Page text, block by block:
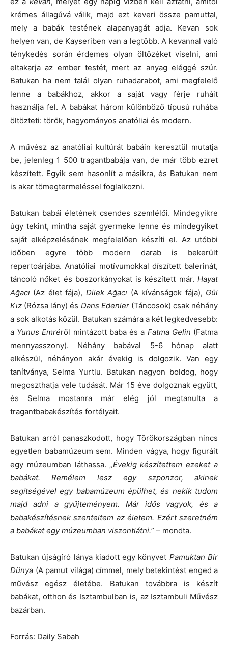
krémes állagúvá válik, majd ezt keveri össze pamuttal,
mely a babák testének alapanyagát adja. Kevan sok
helyen van, de Kayseriben van a legtöbb. A kevannal való
ténykedés során érdemes olyan öltözéket viselni, ami
eltakarja az ember testét, mert az anyag eléggé szúr.
Batukan ha nem talál olyan ruhadarabot, ami megfelelő
lenne a babákhoz, akkor a saját vagy férje ruháit
használja fel. A babákat három különböző típusú ruhába
öltözteti: török, hagyományos anatóliai és modern.
A művész az anatóliai kultúrát babáin keresztül mutatja
be, jelenleg 1 500 tragantbabája van, de már több ezret
készített. Egyik sem hasonlít a másikra, és Batukan nem
is akar tömegtermeléssel foglalkozni.
Batukan babái életének csendes szemlélői. Mindegyikre
úgy tekint, mintha saját gyermeke lenne és mindegyiket
saját elképzelésének megfelelően készíti el. Az utóbbi
időben egyre több modern darab is bekerült
repertoárjába. Anatóliai motívumokkal díszített balerinát,
táncoló nőket és boszorkányokat is készített már. Hayat
Ağacı (Az élet fája), Dilek Ağacı (A kívánságok fája), Gül
Kız (Rózsa lány) és Dans Edenler(Táncosok) csak néhány
a sok alkotás közül. Batukan számára a két legkedvesebb:
a Yunus Emréről mintázott baba és a Fatma Gelin (Fatma
mennyasszony). Néhány babával 5-6 hónap alatt
elkészül, néhányon akár évekig is dolgozik. Van egy
tanítványa, Selma Yurtlu. Batukan nagyon boldog, hogy
megoszthatja vele tudását. Már 15 éve dolgoznak együtt,
és Selma mostanra már elég jól megtanulta a
tragantbabakészítés fortélyait.
Batukan arról panaszkodott, hogy Törökországban nincs
egyetlen babamúzeum sem. Minden vágya, hogy figuráit
egy múzeumban láthassa. „Évekig készítettem ezeket a
babákat. Remélem lesz egy szponzor, akinek
segítségével egy babamúzeum épülhet, és nekik tudom
majd adni a gyűjteményem. Már idős vagyok, és a
babakészítésnek szenteltem az életem. Ezért szeretném
a babákat egy múzeumban viszontlátni.” – mondta.
Batukan újságíró lánya kiadott egy könyvet Pamuktan Bir
Dünya (A pamut világa) címmel, mely betekintést enged a
művész egész életébe. Batukan továbbra is készít
babákat, otthon és Isztambulban is, az Isztambuli Művész
bazárban.
Forrás: Daily Sabah